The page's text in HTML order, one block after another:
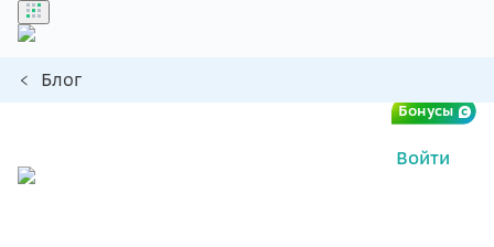
Бонусы
Войти
Блог